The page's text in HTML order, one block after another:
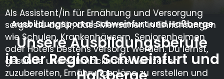
Ausbildungsportal Schweinfurt und Haßberge
Unsere Ausbildungsberufe
in der Region Schweinfurt und
Als Assistent/in für Ernährung und Versorgung
sorgst du dafür, dass Menschen in Einrichtungen
wie Schulen, Krankenhäusern, Seniorenheimen
oder Hotels bestens versorgt werden. Du lernst,
gesunde und schmackhafte Mahlzeiten
zuzubereiten, Ernährungspläne zu erstellen und